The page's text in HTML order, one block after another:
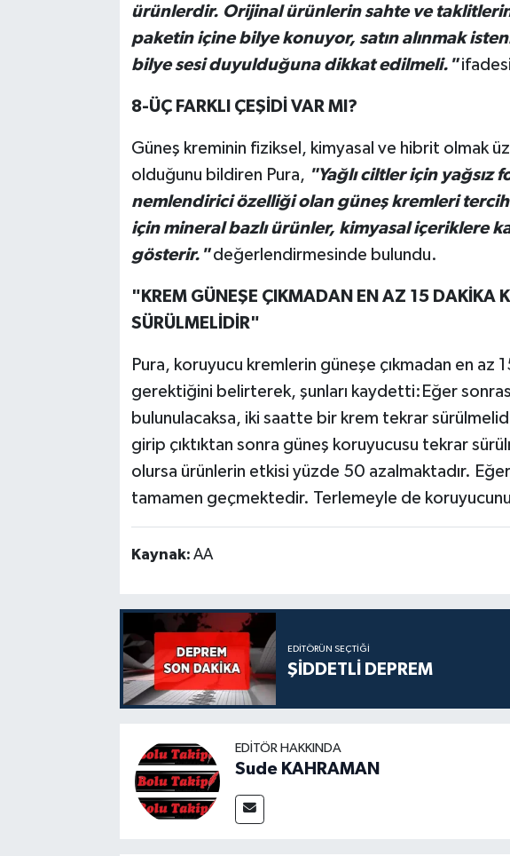
ürünlerdir. Orijinal ürünlerin sahte ve
paketin içine bilye konuyor, satın alınmak
bilye sesi duyulduğuna dikkat edilmeli."
8-ÜÇ FARKLI ÇEŞİDİ VAR MI?
Güneş kreminin fiziksel, kimyasal ve hibrit olmak
olduğunu bildiren Pura, "Yağlı ciltler için yağsız
nemlendirici özelliği olan güneş kremleri
için mineral bazlı ürünler, kimyasal içeriklere
gösterir."değerlendirmesinde bulundu.
"KREM GÜNEŞE ÇIKMADAN EN AZ 15 DAKİKA
SÜRÜLMELİDİR"
Pura, koruyucu kremlerin güneşe çıkmadan en az
gerektiğini belirterek, şunları kaydetti:Eğer
bulunulacaksa, iki saatte bir krem tekrar
girip çıktıktan sonra güneş koruyucusu tekrar
olursa ürünlerin etkisi yüzde 50 azalmaktadır.
tamamen geçmektedir. Terlemeyle de
Kaynak: AA
EDITÖRÜN SEÇTIĞI
ŞİDDETLİ DEPREM
EDITÖR HAKKINDA
Sude KAHRAMAN